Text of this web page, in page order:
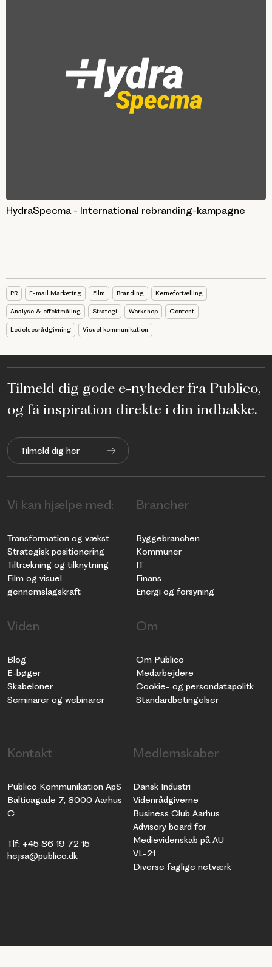
HydraSpecma - International rebranding-kampagne
PR E-mail Marketing Film Branding Kernefortælling
Analyse & effektmåling Strategi Workshop Content
Ledelsesrådgivning Visuel kommunikation
Tilmeld dig gode e-nyheder fra Publico,
og få inspiration direkte i din indbakke.
Tilmeld dig her
Vi kan hjælpe med:
Transformation og vækst
Strategisk positionering
Tiltrækning og tilknytning
Film og visuel
gennemslagskraft
Brancher
Byggebranchen
Kommuner
IT
Finans
Energi og forsyning
Viden
Blog
E-bøger
Skabeloner
Seminarer og webinarer
Om
Om Publico
Medarbejdere
Cookie- og persondatapolitk
Standardbetingelser
Kontakt
Publico Kommunikation ApS
Balticagade 7, 8000 Aarhus
C
Tlf: +45 86 19 72 15
hejsa@publico.dk
Medlemskaber
Dansk Industri
Videnrådgiverne
Business Club Aarhus
Advisory board for
Medievidenskab på AU
VL-21
Diverse faglige netværk